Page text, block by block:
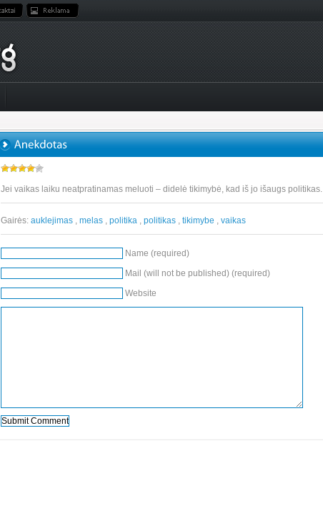
Jei vaikas laiku neatpratinamas meluoti – didelė tikimybė, kad iš jo išaugs politikas.
Gairės: auklejimas, melas, politika, politikas, tikimybe , vaikas
Name (required)
Mail (will not be published) (required)
Website